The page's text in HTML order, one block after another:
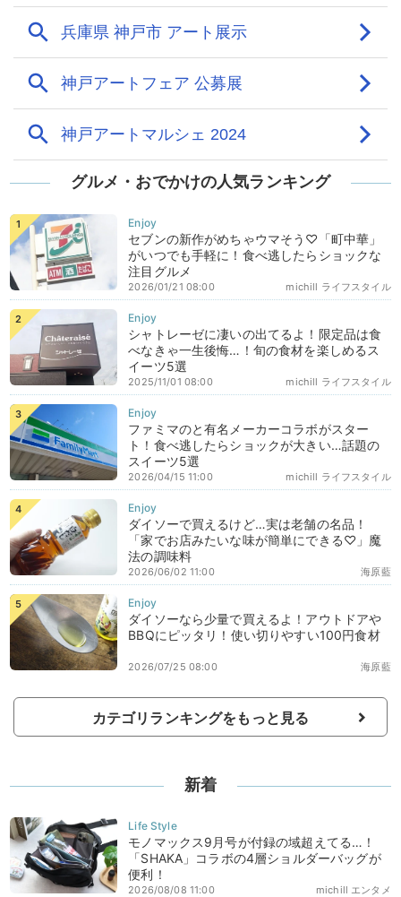
グルメ・おでかけの人気ランキング
セブンの新作がめちゃウマそう♡「町中華」
がいつでも手軽に！食べ逃したらショックな
注目グルメ
michill ライフスタイル
2026/01/21 08:00
シャトレーゼに凄いの出てるよ！限定品は食
べなきゃ一生後悔…！旬の食材を楽しめるス
イーツ5選
michill ライフスタイル
2025/11/01 08:00
ファミマのと有名メーカーコラボがスター
ト！食べ逃したらショックが大きい…話題の
スイーツ5選
michill ライフスタイル
2026/04/15 11:00
ダイソーで買えるけど…実は老舗の名品！
「家でお店みたいな味が簡単にできる♡」魔
法の調味料
海原藍
2026/06/02 11:00
ダイソーなら少量で買えるよ！アウトドアや
BBQにピッタリ！使い切りやすい100円食材
海原藍
2026/07/25 08:00
カテゴリランキングをもっと見る
新着
モノマックス9月号が付録の域超えてる…！
「SHAKA」コラボの4層ショルダーバッグが
便利！
michill エンタメ
2026/08/08 11:00